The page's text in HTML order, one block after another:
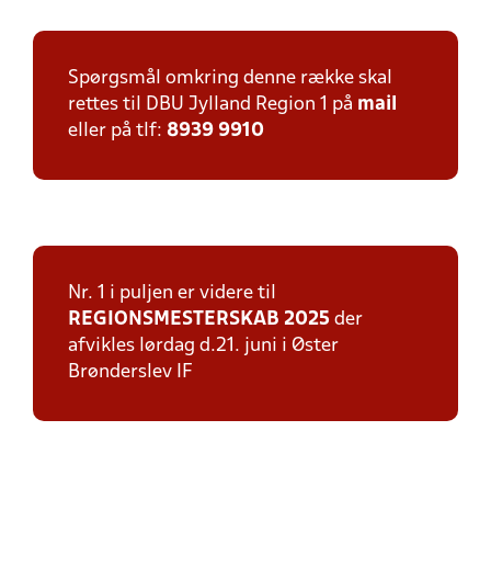
Spørgsmål omkring denne række skal
rettes til DBU Jylland Region 1 på mail
eller på tlf: 8939 9910
Nr. 1 i puljen er videre til
REGIONSMESTERSKAB 2025 der
afvikles lørdag d.21. juni i Øster
Brønderslev IF